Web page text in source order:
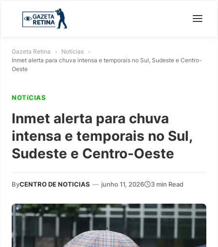
Gazeta Retina » Notícias »
Inmet alerta para chuva intensa e temporais no Sul, Sudeste e Centro-
Oeste
NOTíCIAS
Inmet alerta para chuva
intensa e temporais no Sul,
Sudeste e Centro-Oeste
ByCENTRO DE NOTICIAS — junho 11, 2026 3 min Read